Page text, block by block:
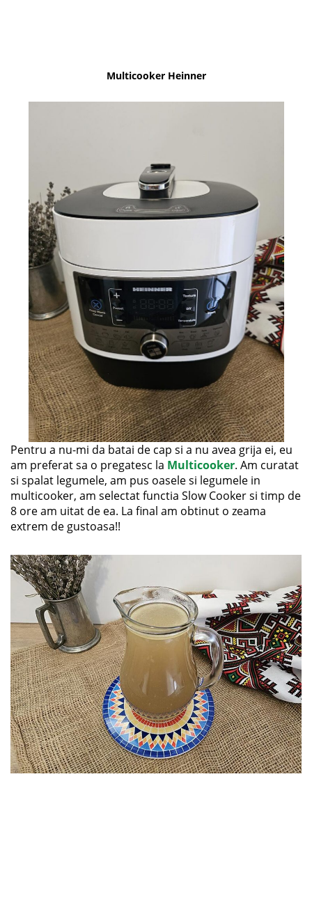
Multicooker Heinner
Pentru a nu-mi da batai de cap si a nu avea grija ei, eu
am preferat sa o pregatesc la Multicooker. Am curatat
si spalat legumele, am pus oasele si legumele in
multicooker, am selectat functia Slow Cooker si timp de
8 ore am uitat de ea. La final am obtinut o zeama
extrem de gustoasa!!